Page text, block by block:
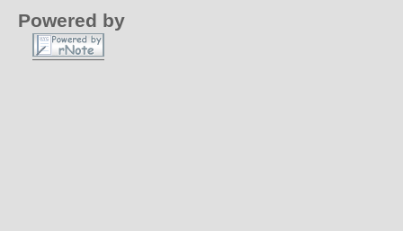
Powered by